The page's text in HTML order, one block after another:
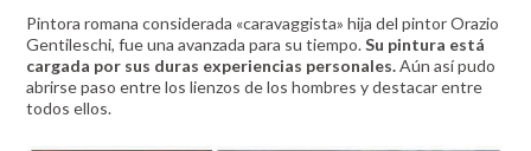
Pintora romana considerada «caravaggista» hija del pintor Orazio
Gentileschi, fue una avanzada para su tiempo.Su pintura está
cargada por sus duras experiencias personales.Aún así pudo
abrirse paso entre los lienzos de los hombres y destacar entre
todos ellos.